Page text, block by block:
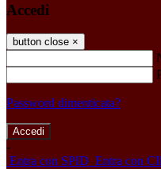
Accedi
button close ×
Password dimenticata?
-
Entra con SPID Entra con